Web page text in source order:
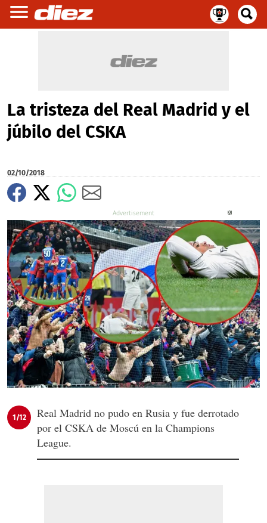
La tristeza del Real Madrid y el
júbilo del CSKA
02/10/2018
1/12
Real Madrid no pudo en Rusia y fue derrotado
por el CSKA de Moscú en la Champions
League.
X